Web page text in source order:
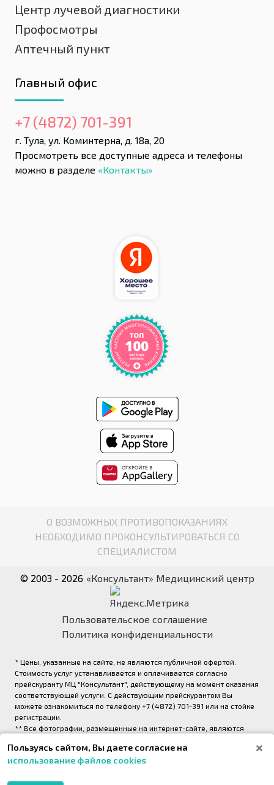
Центр лучевой диагностики
Профосмотры
Аптечный пункт
Главный офис
+7 (4872) 701-391
г. Тула, ул. Коминтерна, д. 18а, 20
Просмотреть все доступные адреса и телефоны
можно в разделе «Контакты»
О ВОЗМОЖНЫХ ПРОТИВОПОКАЗАНИЯХ
НЕОБХОДИМО ПРОКОНСУЛЬТИРОВАТЬСЯ СО
СПЕЦИАЛИСТОМ
© 2003 - 2026 «Консультант» Медицинский центр
Пользовательское соглашение
Политика конфиденциальности
* Цены, указанные на сайте, не являются публичной офертой.
Стоимость услуг устанавливается и оплачивается согласно
прейскуранту МЦ "Консультант", действующему на момент оказания
соответствующей услуги. С действующим прейскурантом Вы
можете ознакомиться по телефону +7 (4872) 701-391 или на стойке
регистрации.
** Все фотографии, размещенные на интернет-сайте, являются
«Консультант» (правообладатель ООО «Медрейд»)
Пользуясь сайтом, Вы даете согласие на
использование файлов cookies